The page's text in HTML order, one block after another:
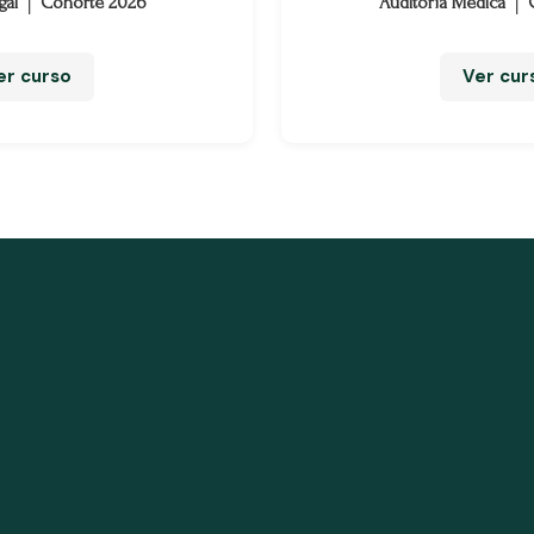
curso Ver